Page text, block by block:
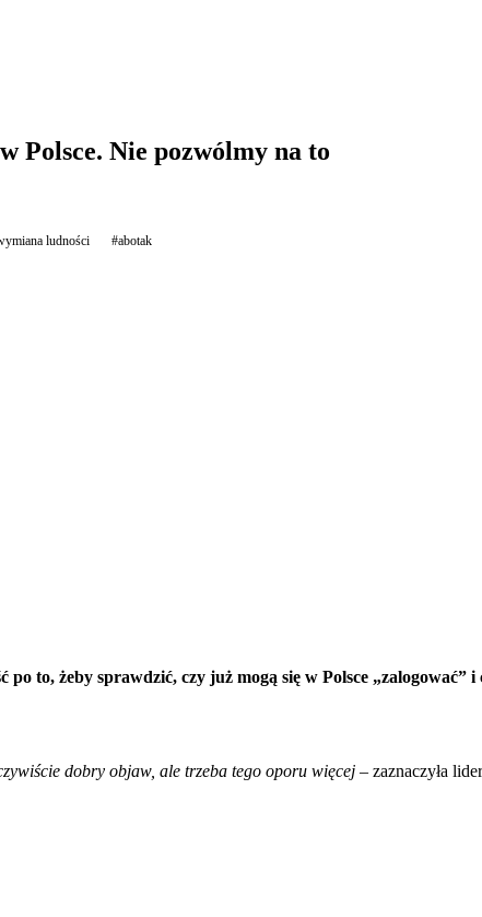
Polsce. Nie pozwólmy na to
ludności #abotak
to, żeby sprawdzić, czy już mogą się w Polsce „zalogować”
dobry objaw, ale trzeba tego oporu więcej – zaznaczyła